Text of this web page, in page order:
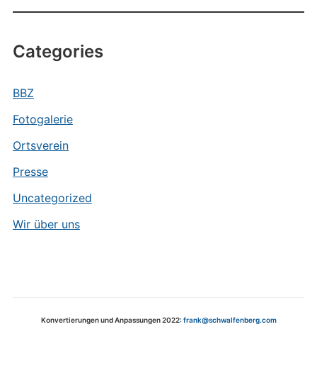
Categories
BBZ
Fotogalerie
Ortsverein
Presse
Uncategorized
Wir über uns
Konvertierungen und Anpassungen 2022:frank@schwalfenberg.com